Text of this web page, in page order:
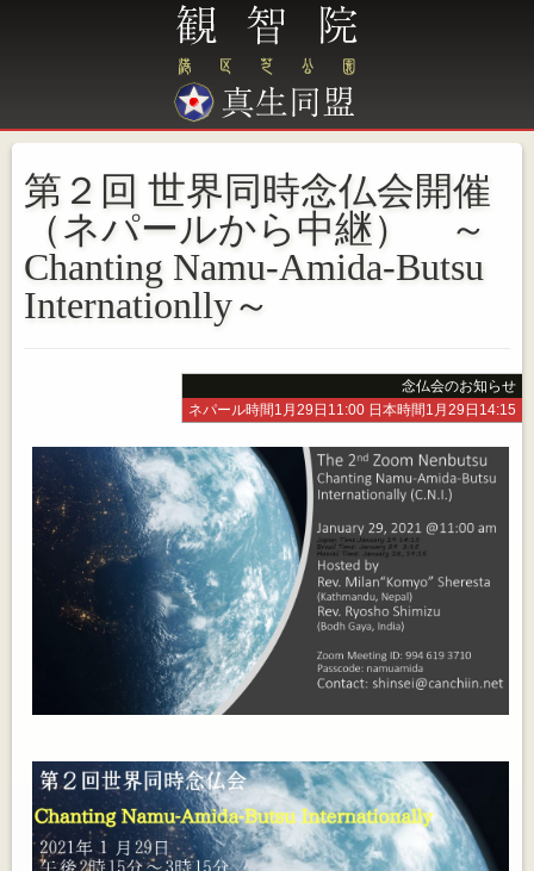
第２回 世界同時念仏会開催
（ネパールから中継） ～
Chanting Namu-Amida-Butsu
Internationlly～
念仏会のお知らせ
ネパール時間1月29日11:00 日本時間1月29日14:15